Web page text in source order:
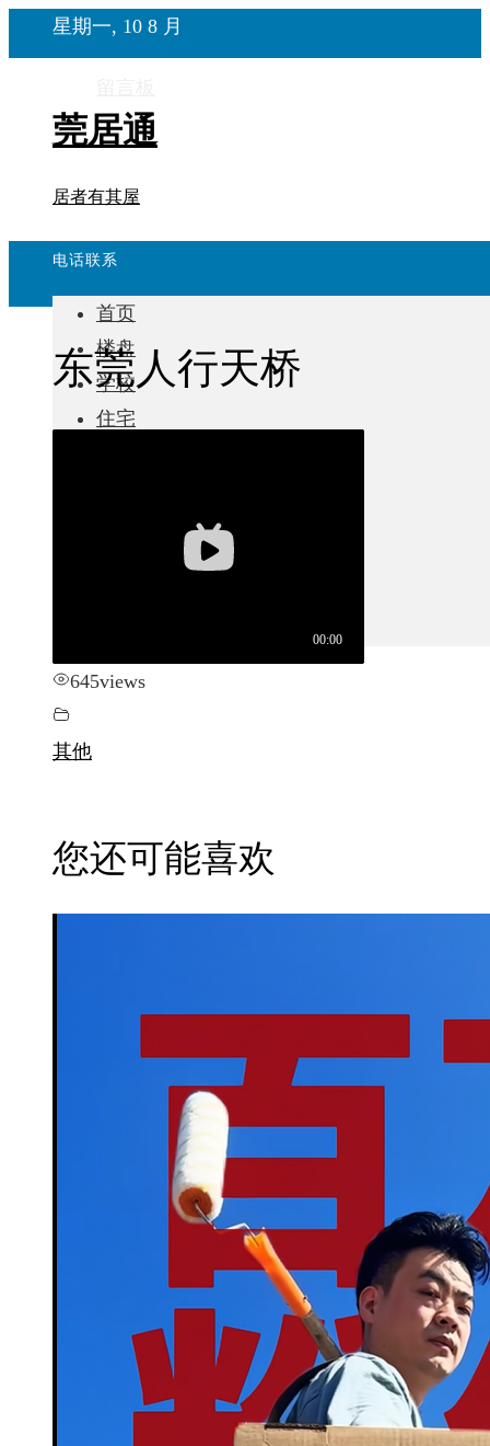
星期一, 10 8 月
莞居通
居者有其屋
电话联系
首页
楼盘
学校
住宅
东莞人行天桥
645views
其他
您还可能喜欢